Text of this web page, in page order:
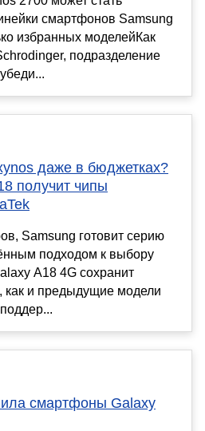
смартфонов Samsung
избранных моделейКак
подразделение
даже в бюджетках?
получит чипы
Samsung готовит серию
подходом к выбору
A18 4G сохранит
как и предыдущие модели
смартфоны Galaxy